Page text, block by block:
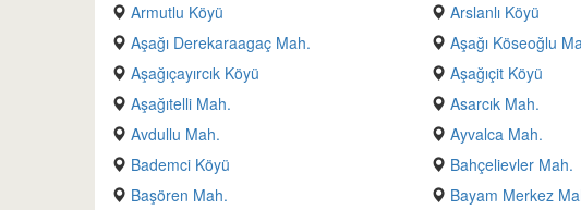
Armutlu Köyü
Arslanlı Köyü
Aşağı Derekaraagaç Mah.
Aşağı Köseoğlu
Aşağıçayırcık Köyü
Aşağıçit Köyü
Aşağıtelli Mah.
Asarcık Mah.
Avdullu Mah.
Ayvalca Mah.
Bademci Köyü
Bahçelievler Mah.
Başören Mah.
Bayam Merkez